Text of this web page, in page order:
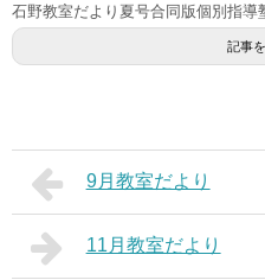
石野教室だより夏号合同版個別指
記事
9月教室だより
11月教室だより